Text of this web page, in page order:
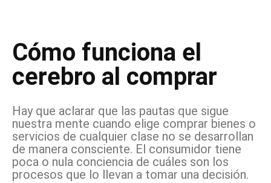
Cómo funciona el
cerebro al comprar
Hay que aclarar que las pautas que sigue
nuestra mente cuando elige comprar bienes o
servicios de cualquier clase no se desarrollan
de manera consciente. El consumidor tiene
poca o nula conciencia de cuáles son los
procesos que lo llevan a tomar una decisión.